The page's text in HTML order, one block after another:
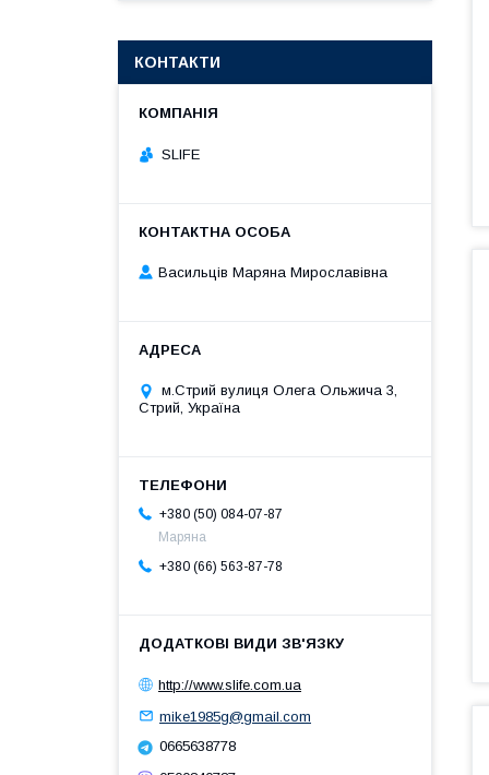
КОНТАКТИ
SLIFE
Васильців Маряна Мирославівна
м.Стрий вулиця Олега Ольжича 3,
Стрий, Україна
+380 (50) 084-07-87
Маряна
+380 (66) 563-87-78
http://www.slife.com.ua
mike1985g@gmail.com
0665638778